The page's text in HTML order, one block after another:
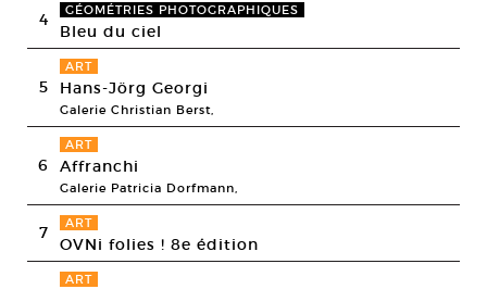
4 GÉOMÉTRIES PHOTOGRAPHIQUES
Bleu du ciel
5
ART
Hans-Jörg Georgi
Galerie Christian Berst,
6
ART
Affranchi
Galerie Patricia Dorfmann,
7 ART
OVNi folies ! 8e édition
ART